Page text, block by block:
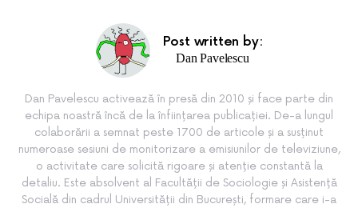
Post written by:
Dan Pavelescu
Dan Pavelescu activează în presă din 2010 și face parte din
echipa noastră încă de la înființarea publicației. De-a lungul
colaborării a semnat peste 1700 de articole și a susținut
numeroase sesiuni de monitorizare a emisiunilor de televiziune,
o activitate care solicită rigoare și atenție constantă la
detaliu. Este absolvent al Facultății de Sociologie și Asistență
Socială din cadrul Universității din București, formare care i-a